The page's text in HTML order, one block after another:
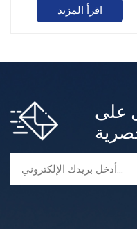
اقرأ المزيد
على